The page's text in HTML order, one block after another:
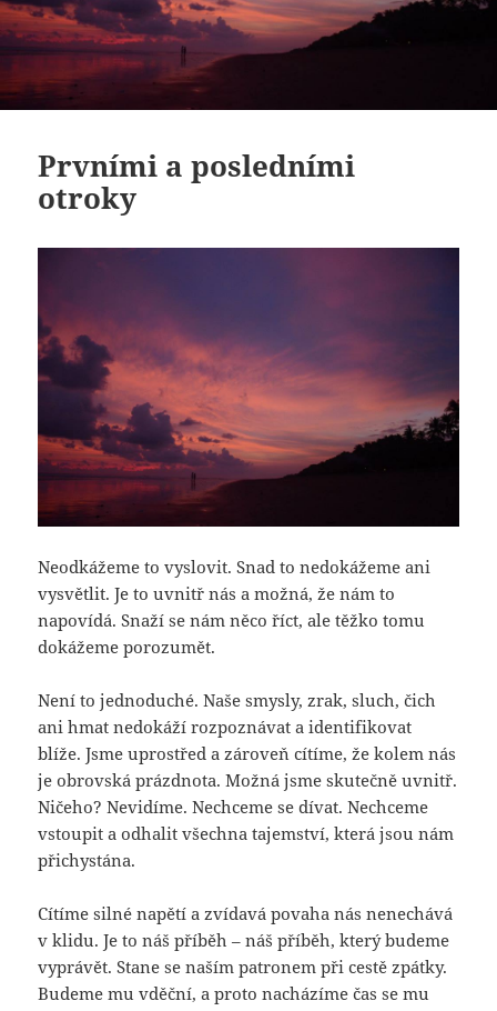
Prvními a posledními
otroky
Neodkážeme to vyslovit. Snad to nedokážeme ani
vysvětlit. Je to uvnitř nás a možná, že nám to
napovídá. Snaží se nám něco říct, ale těžko tomu
dokážeme porozumět.
Není to jednoduché. Naše smysly, zrak, sluch, čich
ani hmat nedokáží rozpoznávat a identifikovat
blíže. Jsme uprostřed a zároveň cítíme, že kolem nás
je obrovská prázdnota. Možná jsme skutečně uvnitř.
Ničeho? Nevidíme. Nechceme se dívat. Nechceme
vstoupit a odhalit všechna tajemství, která jsou nám
přichystána.
Cítíme silné napětí a zvídavá povaha nás nenechává
v klidu. Je to náš příběh – náš příběh, který budeme
vyprávět. Stane se naším patronem při cestě zpátky.
Budeme mu vděční, a proto nacházíme čas se mu